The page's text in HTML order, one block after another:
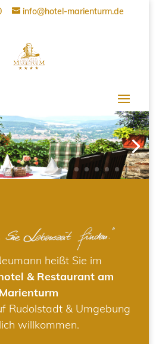
info@hotel-marienturm.de
heißt Sie im
& Restaurant am
Marienturm
Rudolstadt & Umgebung
willkommen.